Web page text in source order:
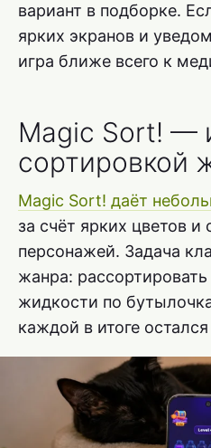
вариант в подборке.
ярких экранов и
игра ближе всего к
Magic Sort! —
сортировкой
Magic Sort! даёт
за счёт ярких цветов и
персонажей. Задача
жанра:
жидкости по
каждой в итоге